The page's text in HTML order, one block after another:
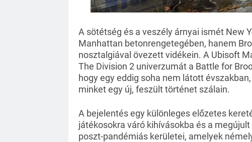
A sötétség és a veszély árnyai ismét New
Manhattan betonrengetegében, hanem
nosztalgiával övezett vidékein. A Ubisoft
The Division 2 univerzumát a Battle for
hogy egy eddig soha nem látott
minket egy új, feszült történet szálain.
A bejelentés egy különleges előzetes
játékosokra váró kihívásokba és a
poszt-pandémiás kerületei, amelyek